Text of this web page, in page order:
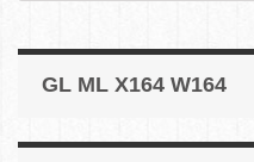
GL ML X164 W164